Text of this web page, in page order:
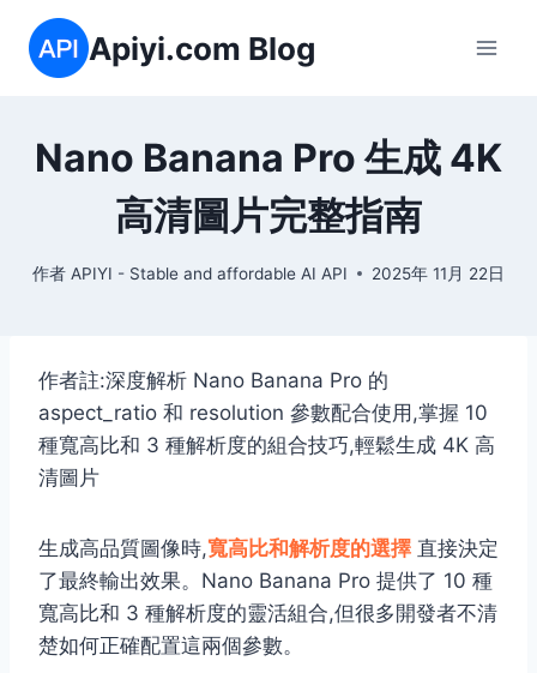
Apiyi.com Blog
Nano Banana Pro 生成 4K
高清圖片完整指南
作者 APIYI - Stable and affordable AI API 2025年 11月 22日
作者註:深度解析 Nano Banana Pro 的
aspect_ratio 和 resolution 參數配合使用,掌握 10
種寬高比和 3 種解析度的組合技巧,輕鬆生成 4K 高
清圖片
生成高品質圖像時,寬高比和解析度的選擇 直接決定
了最終輸出效果。Nano Banana Pro 提供了 10 種
寬高比和 3 種解析度的靈活組合,但很多開發者不清
楚如何正確配置這兩個參數。